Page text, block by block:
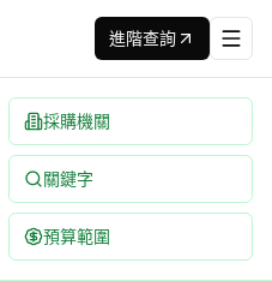
進階查詢
採購機關
關鍵字
預算範圍